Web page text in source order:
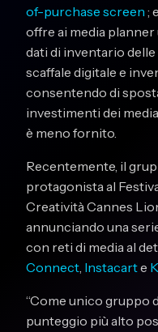
of-purchase screen ; e
offre ai media
dati di inventario
scaffale digitale e
consentendo di
investimenti dei
è meno fornito.
Recentemente, il
protagonista al
Creatività Cannes
annunciando una
con reti di media al
Connect, Instacarte
“Come unico gruppo
punteggio più alto